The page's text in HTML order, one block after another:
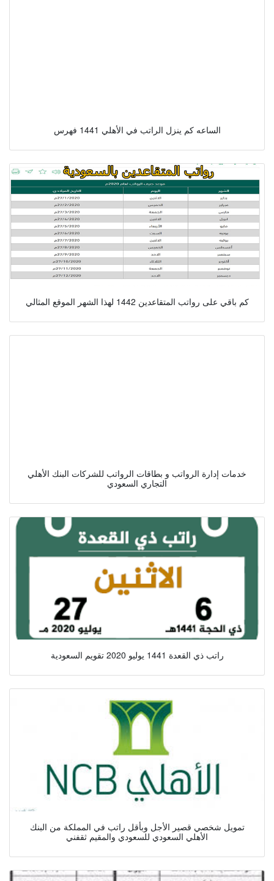
الساعه كم ينزل الراتب في الأهلي 1441 فهرس
كم باقي على رواتب المتقاعدين 1442 لهذا الشهر الموقع المثالي
خدمات إدارة الرواتب و بطاقات الرواتب للشركات البنك الأهلي
التجاري السعودي
راتب ذي القعدة 1441 يوليو 2020 تقويم السعودية
تمويل شخصي قصير الأجل وبأقل راتب في المملكة من البنك
الأهلي السعودي للسعودي والمقيم ثقفني